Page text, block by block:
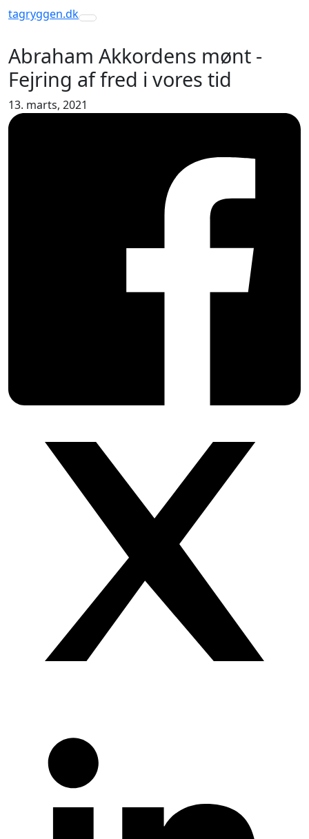
tagryggen.dk
Toggle navigation
Abraham Akkordens mønt -
Fejring af fred i vores tid
13. marts, 2021